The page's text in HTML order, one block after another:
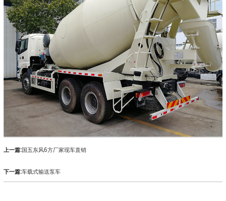
上一篇:国五东风6方厂家现车直销
下一篇:车载式输送泵车